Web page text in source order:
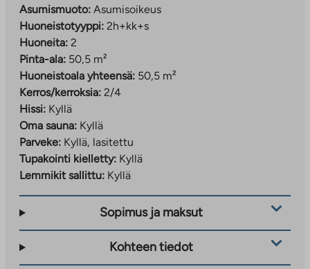
Asumismuoto: Asumisoikeus
Huoneistotyyppi: 2h+kk+s
Huoneita: 2
Pinta-ala: 50,5 m²
Huoneistoala yhteensä: 50,5 m²
Kerros/kerroksia: 2/4
Hissi: Kyllä
Oma sauna: Kyllä
Parveke: Kyllä, lasitettu
Tupakointi kielletty: Kyllä
Lemmikit sallittu: Kyllä
Sopimus ja maksut
Kohteen tiedot